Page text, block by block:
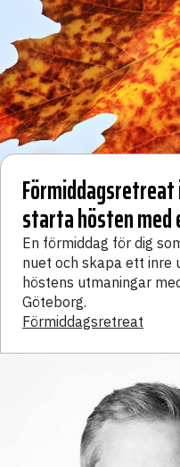
starta hösten
En förmiddag för dig
nuet och skapa ett inre
höstens utmaningar
Göteborg.
Förmiddagsretreat